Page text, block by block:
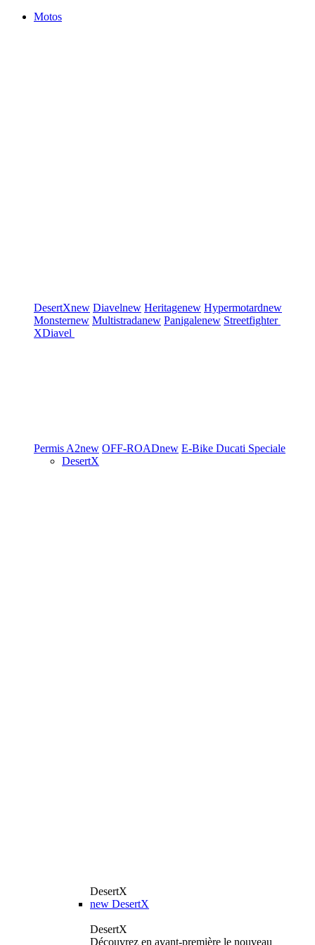
Motos
DesertXnew Diavelnew Heritagenew Hypermotardnew
Monsternew Multistradanew Panigalenew Streetfighter
XDiavel
Permis A2new OFF-ROADnew E-Bike Ducati Speciale
DesertX
DesertX
new DesertX
DesertX
Découvrez en avant-première le nouveau